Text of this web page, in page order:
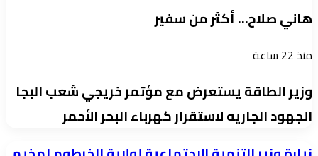
هاني صلاح… أكثر من سفير
منذ 22 ساعة
وزير الطاقة يستعرض مع مؤتمر خريجي شعب البجا
الجهود الجاريه لاستقرار كهرباء البحر الأحمر
زيارة